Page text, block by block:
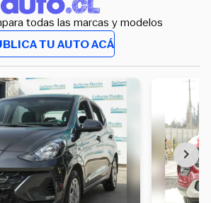
todas las marcas y modelos
TU AUTO ACÁ